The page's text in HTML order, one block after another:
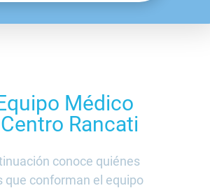
Médico
Rancati
conoce quiénes
que conforman el equipo